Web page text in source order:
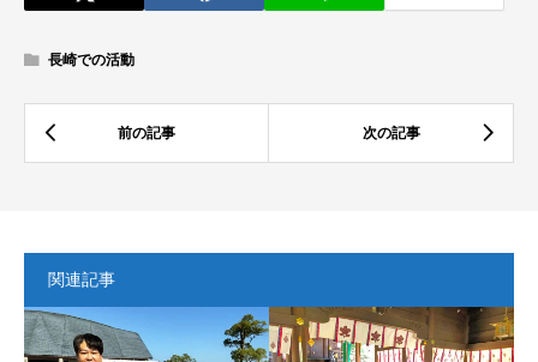
長崎での活動
関連記事